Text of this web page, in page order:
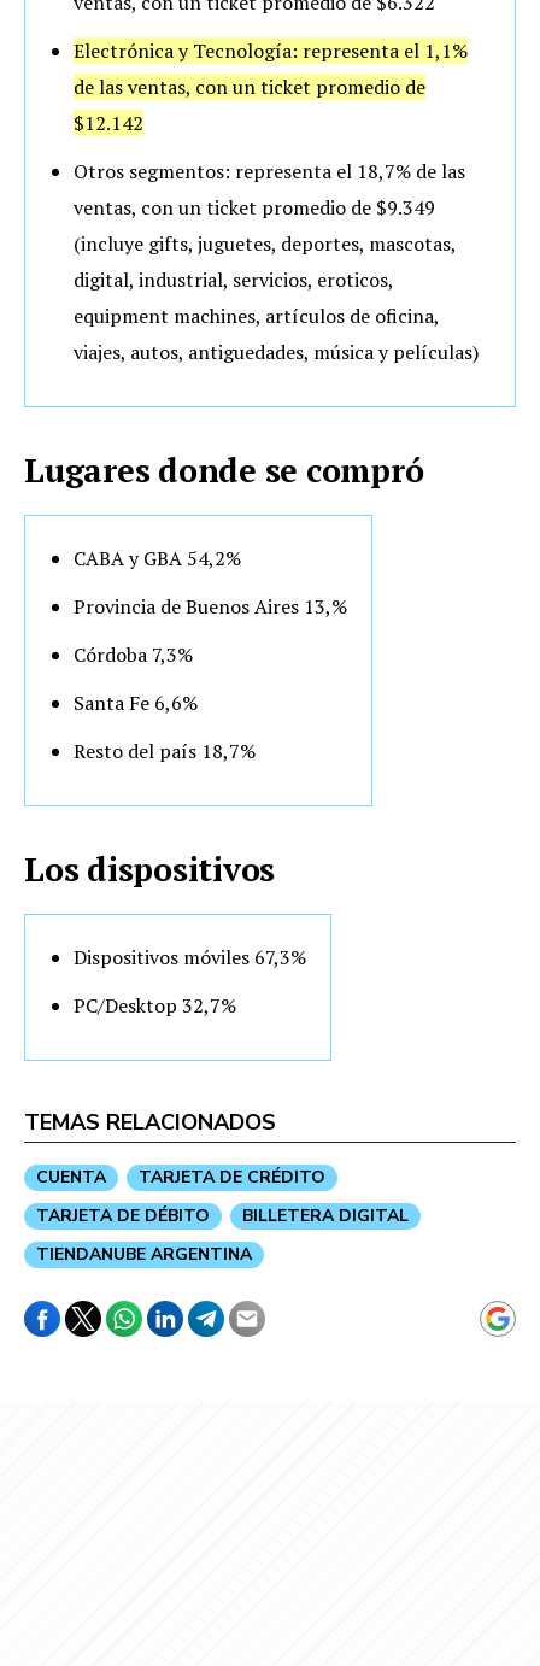
Electrónica y Tecnología: representa el 1,1%
de las ventas, con un ticket promedio de
$12.142
Otros segmentos: representa el 18,7% de las
ventas, con un ticket promedio de $9.349
(incluye gifts, juguetes, deportes, mascotas,
digital, industrial, servicios, eroticos,
equipment machines, artículos de oficina,
viajes, autos, antiguedades, música y películas)
Lugares donde se compró
CABA y GBA 54,2%
Provincia de Buenos Aires 13,%
Córdoba 7,3%
Santa Fe 6,6%
Resto del país 18,7%
Los dispositivos
Dispositivos móviles 67,3%
PC/Desktop 32,7%
TEMAS RELACIONADOS
CUENTA
TARJETA DE CRÉDITO
TARJETA DE DÉBITO
BILLETERA DIGITAL
TIENDANUBE ARGENTINA